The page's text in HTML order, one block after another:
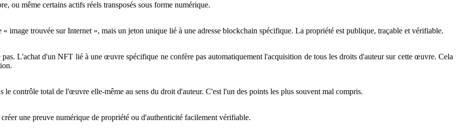
ou même certains actifs réels transposés sous forme numérique.
image trouvée sur Internet », mais un jeton unique lié à une adresse blockchain spécifique. La propriété est publique, traçable et vérifiable.
L'achat d'un NFT lié à une œuvre spécifique ne confère pas automatiquement l'acquisition de tous les droits d'auteur sur cette œuvre. Cela
contrôle total de l'œuvre elle-même au sens du droit d'auteur. C'est l'un des points les plus souvent mal compris.
une preuve numérique de propriété ou d'authenticité facilement vérifiable.